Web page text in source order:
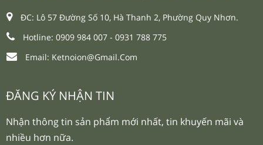
ĐC: Lô 57 Đường Số 10, Hà Thanh 2, Phường Quy Nhơn.
Hotline: 0909 984 007 - 0931 788 775
Email: Ketnoion@gmail.com
ĐĂNG KÝ NHẬN TIN
Nhận thông tin sản phẩm mới nhất, tin khuyến mãi và
nhiều hơn nữa.